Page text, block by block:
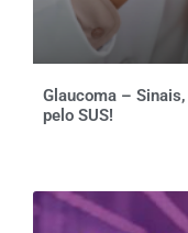
Glaucoma –
pelo SUS!